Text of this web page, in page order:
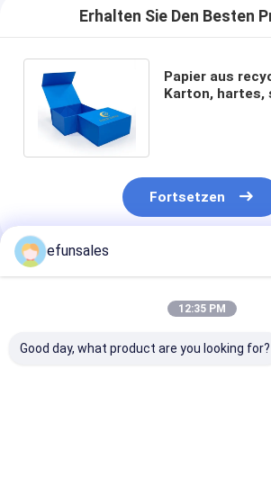
Erhalten Sie Den Besten
Papier aus
Karton, hartes,
Fortsetzen
Empfohlene Produkte
efunsales
12:35 PM
Good day, what product are you looking for?